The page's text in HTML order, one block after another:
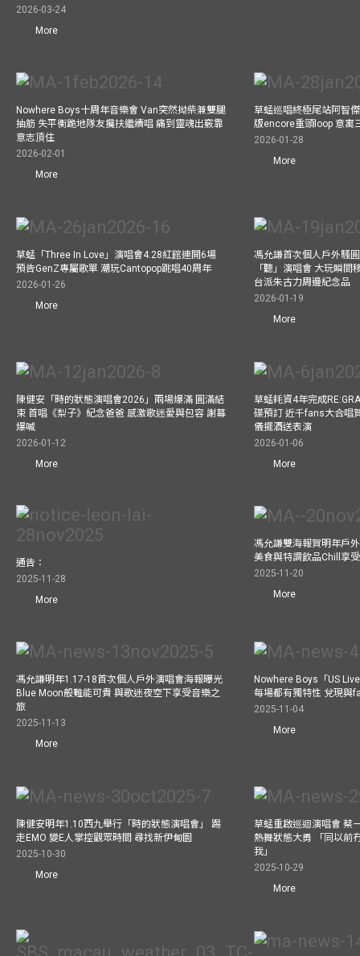
2026-03-24
More
Nowhere Boys十周年音樂會 Van突然拗柴兼雙腿
抽筋 失平衡跪地隊友攙扶繼續唱 痛到靈魂出竅靠
意志頂住
2026-02-01
More
草蜢巡唱終極尾站阿智
版encore重頭loop 意寓
2026-01-28
More
草蜢「Three In Love」演唱會4.28紅館連開6場
預告GenZ專屬歌單 潮玩Cantopop跳唱40周年
2026-01-26
More
馮允謙首次個人戶外騷
「聽」演唱會 大玩瞬
台派朱古力周邊紀念品
2026-01-19
More
陳健安「時的狀態演唱會2026」兩場爆滿 圓滿結
束 首唱《梨子》紀念爸爸 感激歌迷愛與包容 謝幕
爆喊
2026-01-12
More
草蜢耗資4年完成
碟預訂 近千fans大合唱
儀擺酒送表演
2026-01-06
More
通告：
2025-11-28
More
馮允謙雙海報賀明年戶
美食與特調飲品Chill享
2025-11-20
More
馮允謙明年1.17-18首次個人戶外演唱會海報曝光
Blue Moon般難能可貴 與歌迷夜空下享受音樂之
旅
2025-11-13
More
Nowhere Boys「US
每場都有獨特性 兌現與
2025-11-04
More
陳健安明年1.10西九舉行「時的狀態演唱會」 踢
走EMO 變E人掌控觀眾時間 尋找新伊甸園
2025-10-30
More
草蜢重啟巡迴演唱會 蔡
熱舞狀態大勇 「同以前
我」
2025-10-29
More